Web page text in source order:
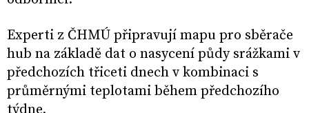
Experti z ČHMÚ připravují mapu pro sběrače
hub na základě dat o nasycení půdy srážkami v
předchozích třiceti dnech v kombinaci s
průměrnými teplotami během předchozího